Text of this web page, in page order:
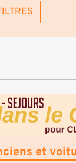
LES FILTRES
et